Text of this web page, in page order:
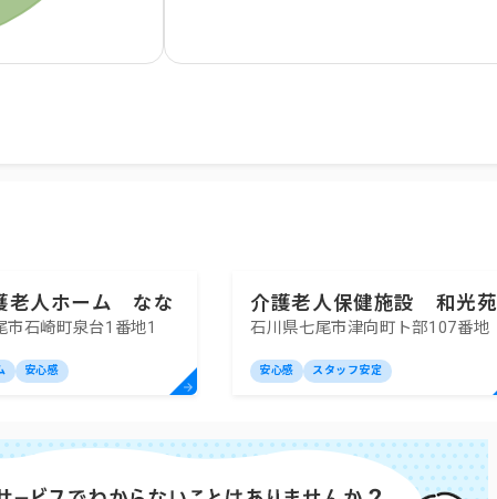
老人ホーム なな
市石崎町泉台1番地1
安心感
介護老人保健施設 和光苑
石川県七尾市津向町ト部107番地
安心感 スタッフ安定